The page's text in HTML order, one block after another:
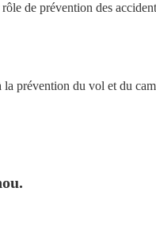
de prévention des
la prévention du vol et du